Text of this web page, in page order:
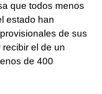
que todos menos
estado han
de sus
el de un
de 400